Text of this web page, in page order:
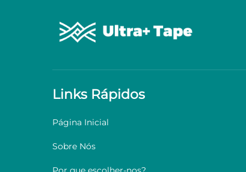
Links Rápidos
Página Inicial
Sobre Nós